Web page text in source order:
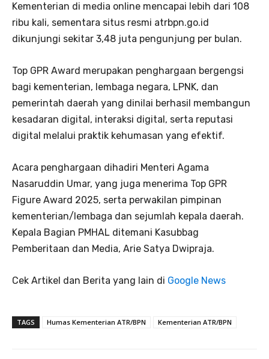
Kementerian di media online mencapai lebih dari 108
ribu kali, sementara situs resmi atrbpn.go.id
dikunjungi sekitar 3,48 juta pengunjung per bulan.
Top GPR Award merupakan penghargaan bergengsi
bagi kementerian, lembaga negara, LPNK, dan
pemerintah daerah yang dinilai berhasil membangun
kesadaran digital, interaksi digital, serta reputasi
digital melalui praktik kehumasan yang efektif.
Acara penghargaan dihadiri Menteri Agama
Nasaruddin Umar, yang juga menerima Top GPR
Figure Award 2025, serta perwakilan pimpinan
kementerian/lembaga dan sejumlah kepala daerah.
Kepala Bagian PMHAL ditemani Kasubbag
Pemberitaan dan Media, Arie Satya Dwipraja.
Cek Artikel dan Berita yang lain di Google News
TAGS Humas Kementerian ATR/BPN Kementerian ATR/BPN